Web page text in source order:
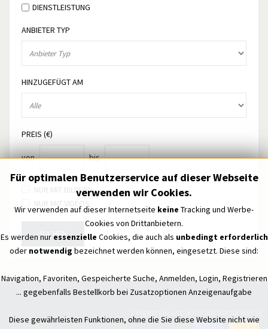
DIENSTLEISTUNG
ANBIETER TYP
HINZUGEFÜGT AM
PREIS (€)
von bis
NUR MIT BILDERN
NUR MIT VIDEOS
SUCHEN
Für optimalen Benutzerservice auf dieser Webseite
verwenden wir Cookies.
Wir verwenden auf dieser Internetseite keine Tracking und Werbe-
Cookies von Drittanbietern.
Es werden nur essenzielle Cookies, die auch als unbedingt erforderlich
oder notwendig bezeichnet werden können, eingesetzt. Diese sind:
Navigation, Favoriten, Gespeicherte Suche, Anmelden, Login, Registrieren
... gegebenfalls Bestellkorb bei Zusatzoptionen Anzeigenaufgabe
Diese gewährleisten Funktionen, ohne die Sie diese Website nicht wie